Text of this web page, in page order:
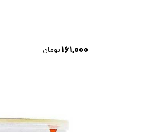
۱۶۱,۰۰۰ تومان